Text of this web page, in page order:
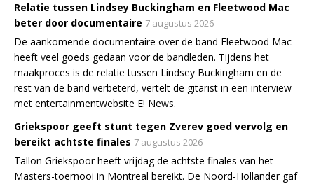
Relatie tussen Lindsey Buckingham en Fleetwood Mac
beter door documentaire 7 augustus 2026
De aankomende documentaire over de band Fleetwood Mac
heeft veel goeds gedaan voor de bandleden. Tijdens het
maakproces is de relatie tussen Lindsey Buckingham en de
rest van de band verbeterd, vertelt de gitarist in een interview
met entertainmentwebsite E! News.
Griekspoor geeft stunt tegen Zverev goed vervolg en
bereikt achtste finales 7 augustus 2026
Tallon Griekspoor heeft vrijdag de achtste finales van het
Masters-toernooi in Montreal bereikt. De Noord-Hollander gaf